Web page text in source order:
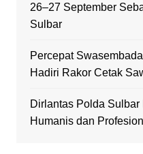
26–27 September
Sulbar
Percepat
Hadiri Rakor Cetak
Dirlantas Polda
Humanis dan